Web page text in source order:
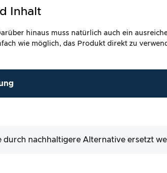
Inhalt
hinaus muss natürlich auch ein
wie möglich, das Produkt direkt zu
nachhaltigere Alternative ersetzt